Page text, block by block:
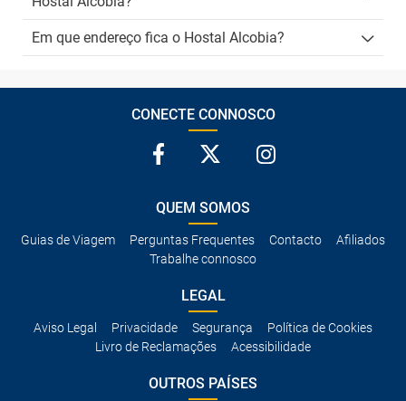
Em que endereço fica o Hostal Alcobia?
CONECTE CONNOSCO
QUEM SOMOS
Guias de Viagem Perguntas Frequentes Contacto
Afiliados
Trabalhe connosco
LEGAL
Aviso Legal Privacidade Segurança
Política de Cookies
Livro de Reclamações
Acessibilidade
OUTROS PAÍSES